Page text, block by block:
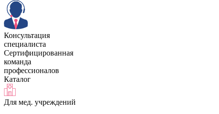
Консультация
специалиста
Сертифицированная
команда
профессионалов
Каталог
Для мед. учреждений